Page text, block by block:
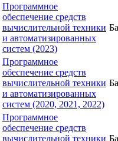
Программное
обеспечение средств
вычислительной техники
и автоматизированных
систем (2023)
Программное
обеспечение средств
вычислительной техники
и автоматизированных
систем (2020, 2021, 2022)
Программное
обеспечение средств
вычислительной техники